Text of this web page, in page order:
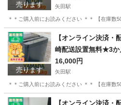
売ります 矢田駅
＊＊ご購入前にお読みください ＊＊ 【在庫
大阪 大阪市 矢田駅 生活家電
売ります
【オンライン決済・
崎配送設置無料★3
★5.5kg★2024年
16,000円
矢田駅
＊＊ご購入前にお読みください ＊＊ 【在庫
大阪 大阪市 矢田駅 生活家電
【オンライン決済・